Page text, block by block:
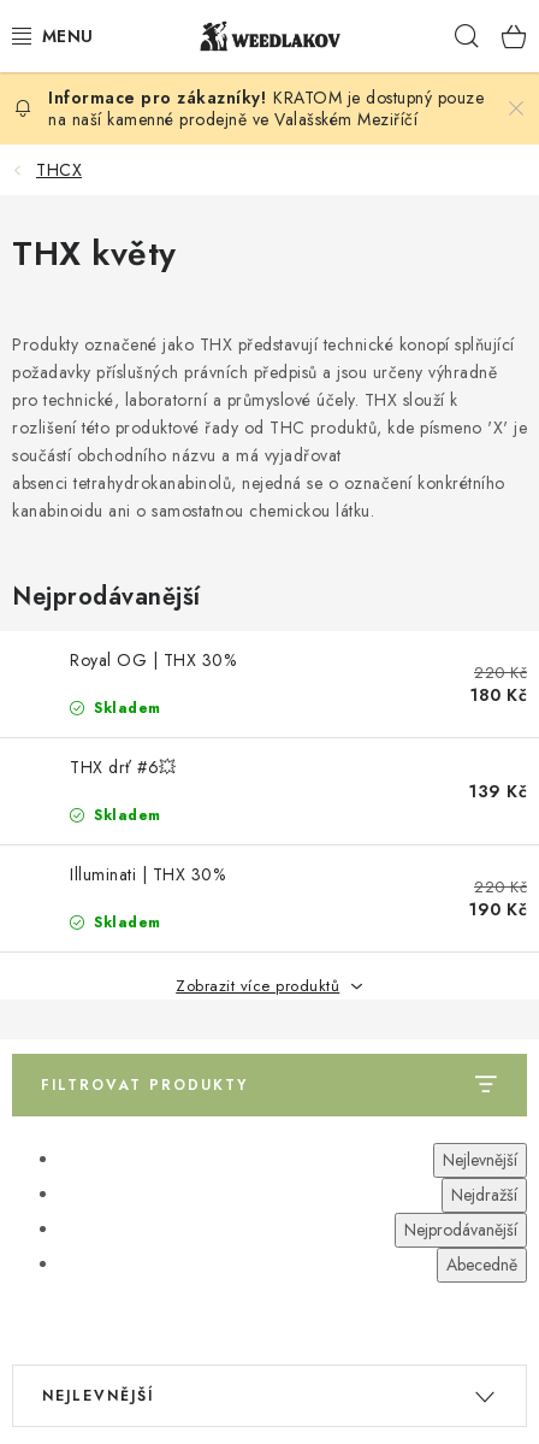
na
KONOPÍ DLE DRUHU
KUŘÁCKÉ POTŘEBY
PRO ZVÍŘATA
ENERGY SNIFF
PODLE ZNAČKY
Moje objednávka
KRATOM je dostupný pouze
na naší kamenné prodejně ve Valašském Meziříčí
THCX
THX květy
Produkty označené jako THX představují technické konopí splňující
požadavky příslušných právních předpisů a jsou určeny výhradně
pro technické, laboratorní a průmyslové účely. THX slouží k
rozlišení této produktové řady od THC produktů, kde písmeno 'X' je
součástí obchodního názvu a má vyjadřovat
absenci tetrahydrokanabinolů, nejedná se o označení konkrétního
kanabinoidu ani o samostatnou chemickou látku.
Nejprodávanější
Royal OG | THX 30%
Skladem
220 Kč
180 Kč
THX drť #6💥
Skladem
139 Kč
Illuminati | THX 30%
Skladem
220 Kč
190 Kč
Zobrazit více produktů
FILTROVAT PRODUKTY
o
Nejlevnější
Nejdražší
Nejprodávanější
Abecedně
Ř
NEJLEVNĚJŠÍ